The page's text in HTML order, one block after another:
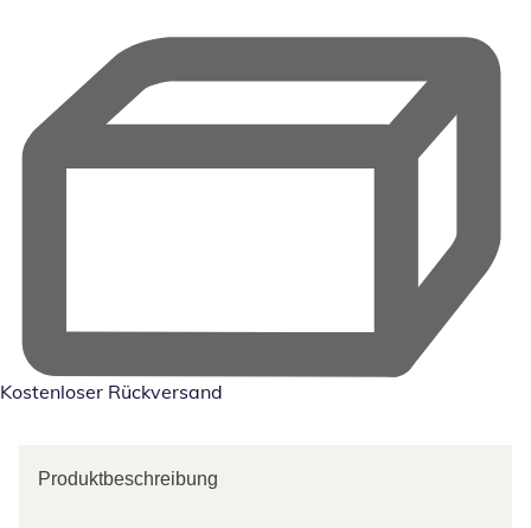
Kostenloser Rückversand
Produktbeschreibung